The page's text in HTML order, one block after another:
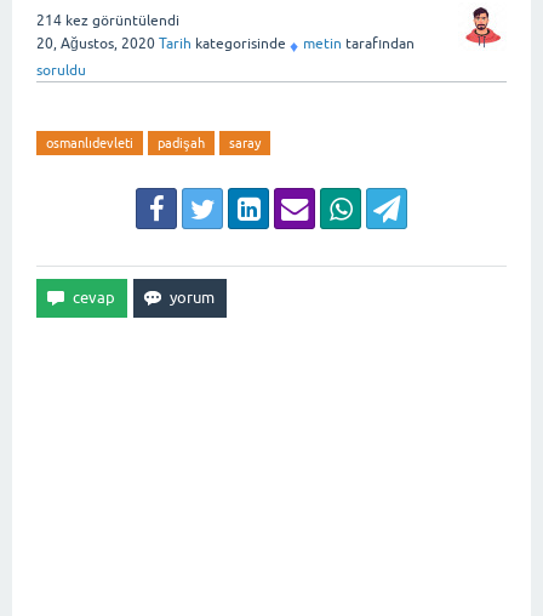
214 kez görüntülendi
20, Ağustos, 2020 Tarih kategorisinde ♦ metin tarafından
soruldu
osmanlıdevleti padişah saray